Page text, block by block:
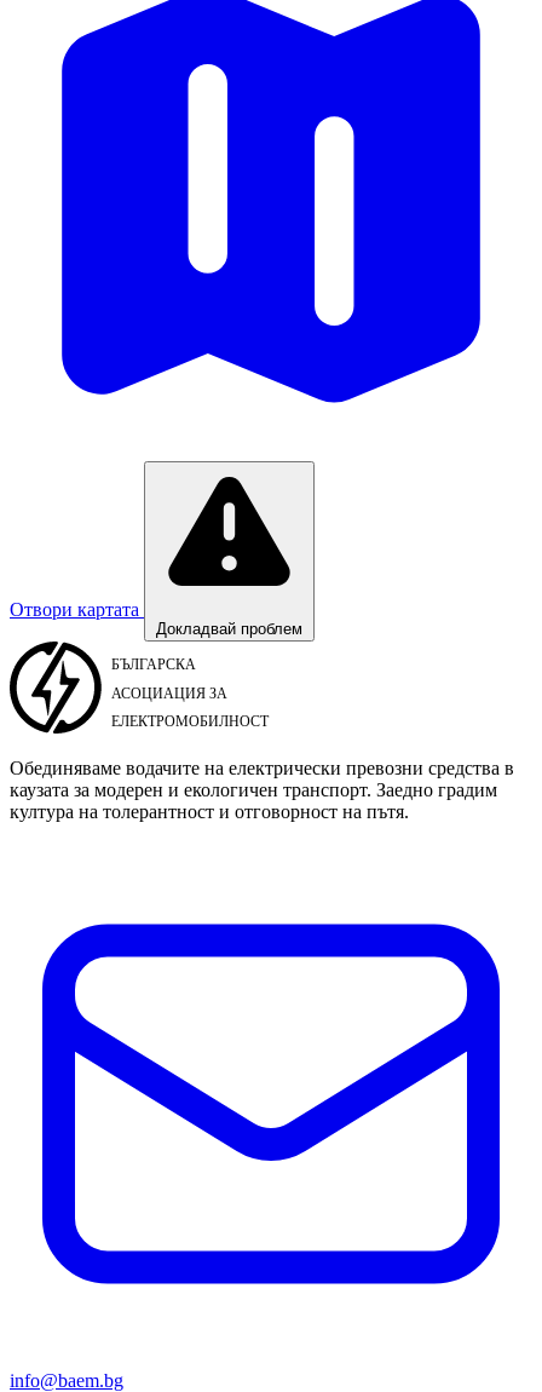
Отвори картата
Докладвай проблем
Обединяваме водачите на електрически превозни средства в
каузата за модерен и екологичен транспорт. Заедно градим
култура на толерантност и отговорност на пътя.
info@baem.bg